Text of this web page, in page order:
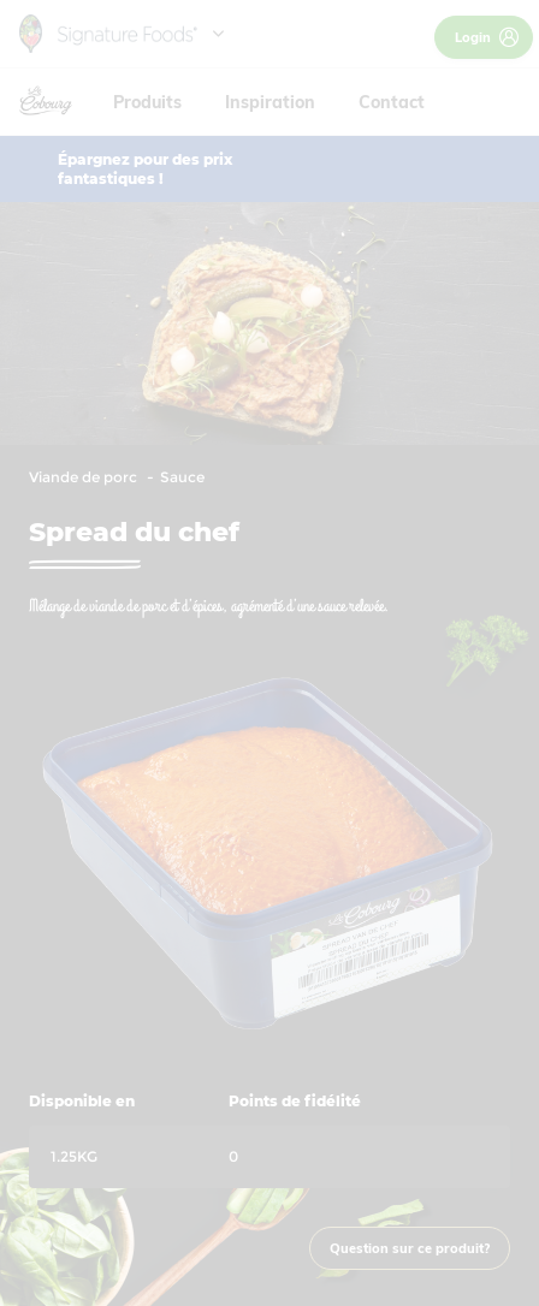
Skip
main
content
Login
Produits Inspiration Contact
Épargnez pour des prix
fantastiques !
Viande de porc Sauce
Spread du chef
Mélange de viande de porc et d’épices, agrémenté d’une sauce relevée.
Disponible en Points de fidélité
1.25KG 0
Question sur ce produit?